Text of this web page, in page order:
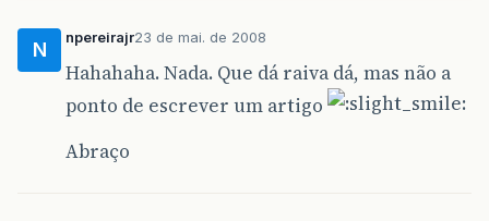
N
npereirajr23 de mai. de 2008
Hahahaha. Nada. Que dá raiva dá, mas não a
ponto de escrever um artigo
Abraço